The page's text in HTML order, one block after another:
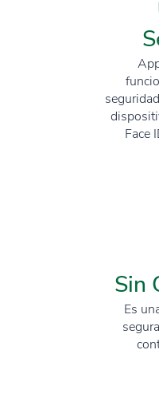
Face
Sin
Es